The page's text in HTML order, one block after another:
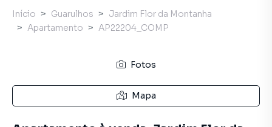
Início Guarulhos
Jardim Flor da Montanha
Apartamento
AP22204_COMP
Fotos
Mapa